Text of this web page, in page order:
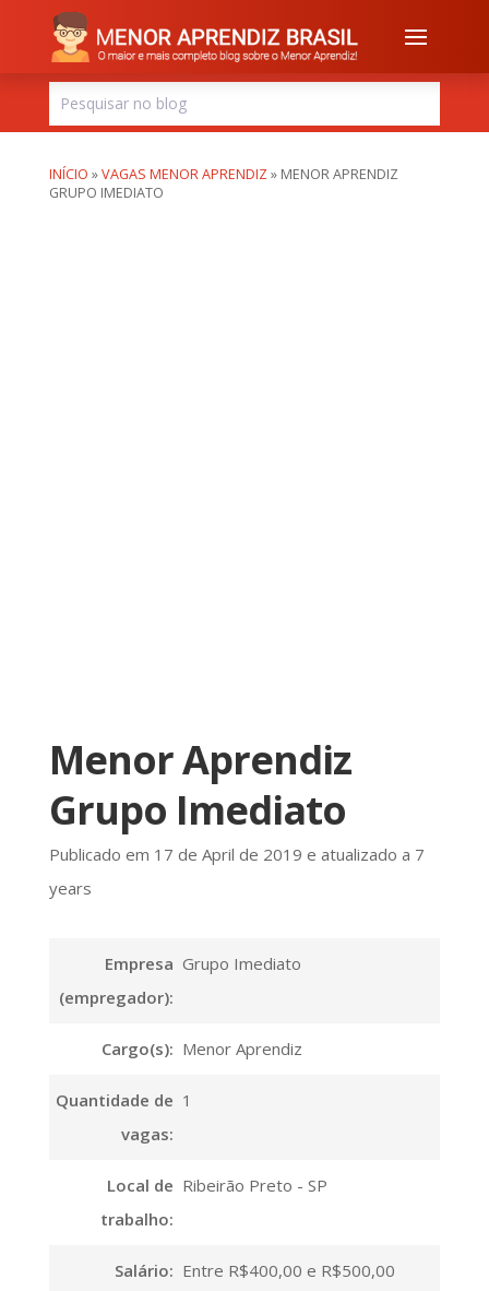
INÍCIO »VAGAS MENOR APRENDIZ» MENOR APRENDIZ
GRUPO IMEDIATO
Menor Aprendiz
Grupo Imediato
Publicado em 17 de April de 2019 e atualizado a 7
years
Empresa
(empregador):
Grupo Imediato
Cargo(s): Menor Aprendiz
Quantidade de
vagas:
1
Local de
trabalho:
Ribeirão Preto - SP
Salário: Entre R$400,00 e R$500,00